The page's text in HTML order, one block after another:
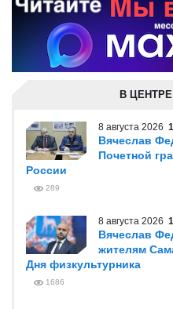
В
8 августа 2026
Вячеслав
Почетной
России
289
8 августа 2026
Вячеслав
жителям
Дня физкультурника
1686